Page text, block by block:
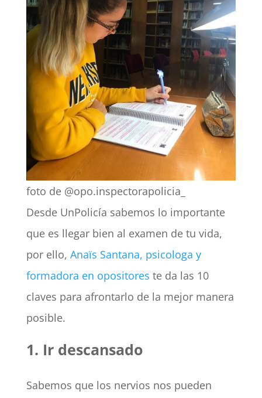
foto de @opo.inspectorapolicia_
Desde UnPolicía sabemos lo importante
que es llegar bien al examen de tu vida,
por ello, Anaïs Santana, psicologa y
formadora en opositores te da las 10
claves para afrontarlo de la mejor manera
posible.
1. Ir descansado
Sabemos que los nervios nos pueden